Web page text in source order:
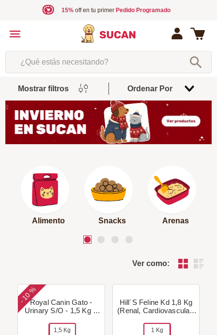
15%off en tu primer Pedido Programado
¿Qué estás necesitando?
Mostrar filtros Ordenar Por
Relevancia
Alimento Snacks Arenas
Ver como:
-
10 %
Royal Canin Gato -
Urinary S/O - 1,5 Kg +
1,5 Kg
Hill´S Feline Kd 1,8 Kg
(Renal, Cardiovascular)
1 Kg